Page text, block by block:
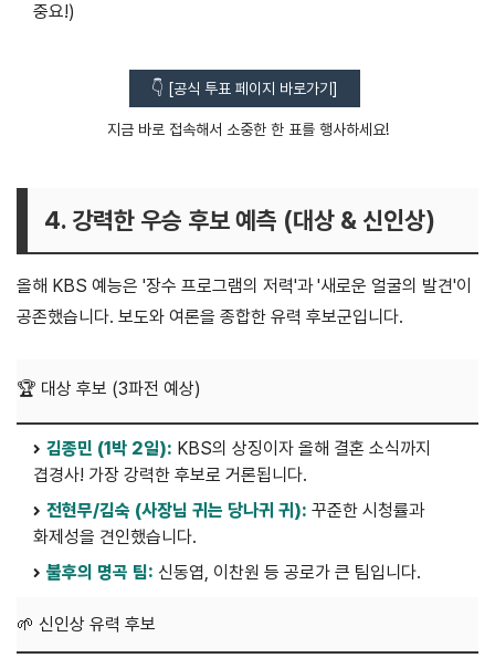
중요!)
👇 [공식 투표 페이지 바로가기]
지금 바로 접속해서 소중한 한 표를 행사하세요!
4. 강력한 우승 후보 예측 (대상 & 신인상)
올해 KBS 예능은 '장수 프로그램의 저력'과 '새로운 얼굴의 발견'이
공존했습니다. 보도와 여론을 종합한 유력 후보군입니다.
🏆 대상 후보 (3파전 예상)
김종민 (1박 2일): KBS의 상징이자 올해 결혼 소식까지
겹경사! 가장 강력한 후보로 거론됩니다.
전현무/김숙 (사장님 귀는 당나귀 귀): 꾸준한 시청률과
화제성을 견인했습니다.
불후의 명곡 팀: 신동엽, 이찬원 등 공로가 큰 팀입니다.
🌱 신인상 유력 후보